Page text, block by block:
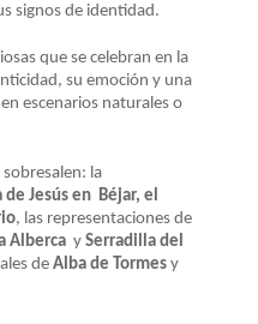
signos de identidad.
que se celebran en la
su emoción y una
escenarios naturales o
la
de Jesús en Béjar, el
, las representaciones de
Alberca y Serradilla del
de Alba de Tormes y